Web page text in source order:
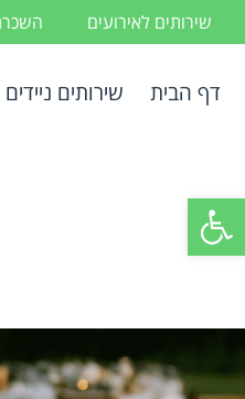
פתח סרגל נגישות
שירותים לאירועים
דף הבית שירותים ניידים